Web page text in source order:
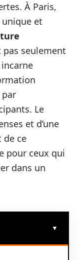
À Paris,
et
pas seulement
Le
et d’une
de ce
pour ceux qui
dans un